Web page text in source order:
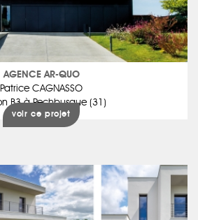
AGENCE AR-QUO
Patrice CAGNASSO
B3 à Pechbusque (31)
voir ce projet